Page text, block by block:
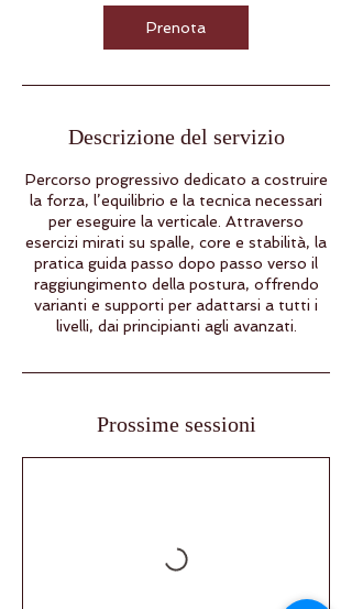
i
n
u
Prenota
Descrizione del servizio
Percorso progressivo dedicato a costruire
la forza, l’equilibrio e la tecnica necessari
per eseguire la verticale. Attraverso
esercizi mirati su spalle, core e stabilità, la
pratica guida passo dopo passo verso il
raggiungimento della postura, offrendo
varianti e supporti per adattarsi a tutti i
livelli, dai principianti agli avanzati.
Prossime sessioni